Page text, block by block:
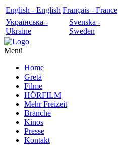
English - English Français - France
Українська -
Ukraine
Svenska -
Sweden
Menü
Home
Greta
Filme
HÖRFILM
Mehr Freizeit
Branche
Kinos
Presse
Kontakt